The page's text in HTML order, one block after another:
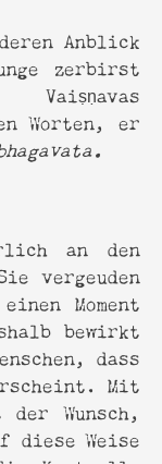
Anblick
zerbirst
Worten, er
an den
vergeuden
Moment
bewirkt
dass
Mit
Wunsch,
diese Weise